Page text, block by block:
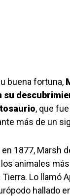
buena fortuna,
su
, que
más de un
1877, Marsh
animales
Lo llamó
hallado